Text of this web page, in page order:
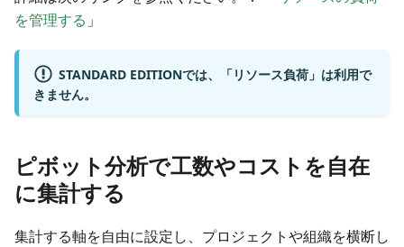
を管理する 」
STANDARD EDITIONでは、「リソース負荷」は利用で
きません。
ピボット分析で工数やコストを自在
に集計する
集計する軸を自由に設定し、プロジェクトや組織を横断し